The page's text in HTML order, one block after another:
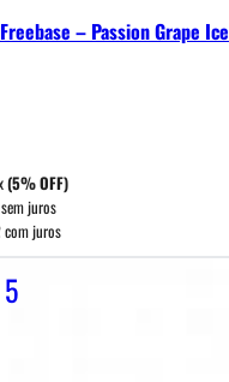
– Passion Grape Ice
(5% OFF)
sem juros
com juros